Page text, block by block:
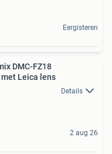
Eergisteren
DMC-FZ18
Leica lens
Details
2 aug 26